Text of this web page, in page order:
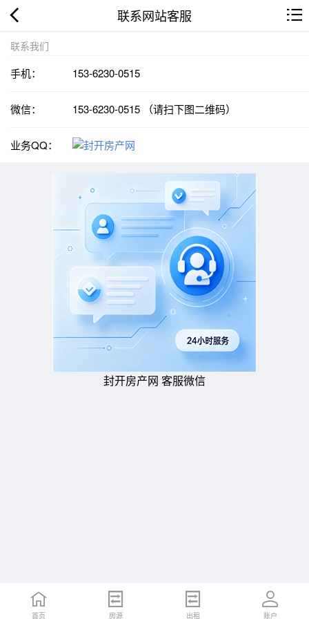
联系网站客服
联系我们
手机： 153-6230-0515
微信： 153-6230-0515 （请扫下图二维码）
业务QQ：
封开房产网 客服微信
首页 房源 出租 账户